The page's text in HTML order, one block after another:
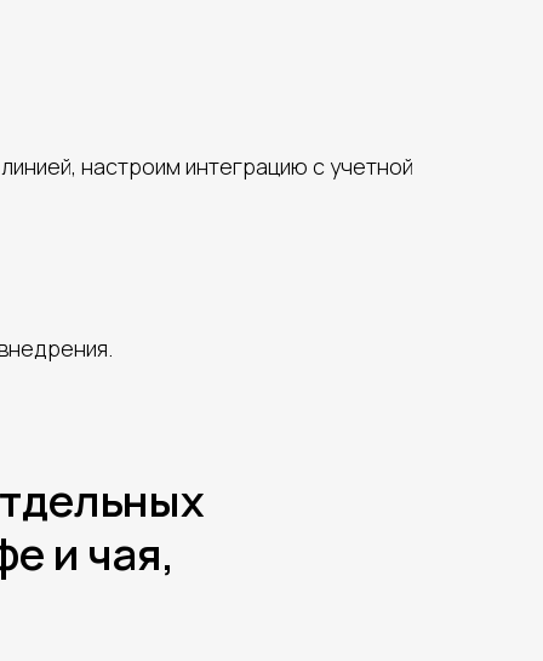
настроим интеграцию с учетной
и чая,